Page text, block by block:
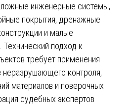
инженерные системы,
покрытия, дренажные
и малые
подход к
требует применения
контроля,
материалов и поверочных
судебных экспертов